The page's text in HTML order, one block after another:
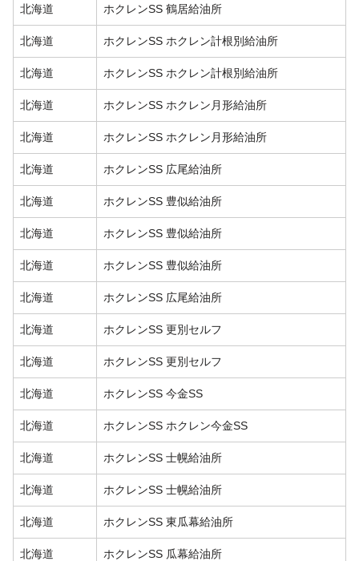
北海道 ホクレンSS 鶴居給油所
北海道 ホクレンSS ホクレン計根別給油所
北海道 ホクレンSS ホクレン計根別給油所
北海道 ホクレンSS ホクレン月形給油所
北海道 ホクレンSS ホクレン月形給油所
北海道 ホクレンSS 広尾給油所
北海道 ホクレンSS 豊似給油所
北海道 ホクレンSS 豊似給油所
北海道 ホクレンSS 豊似給油所
北海道 ホクレンSS 広尾給油所
北海道 ホクレンSS 更別セルフ
北海道 ホクレンSS 更別セルフ
北海道 ホクレンSS 今金SS
北海道 ホクレンSS ホクレン今金SS
北海道 ホクレンSS 士幌給油所
北海道 ホクレンSS 士幌給油所
北海道 ホクレンSS 東瓜幕給油所
北海道 ホクレンSS 瓜幕給油所